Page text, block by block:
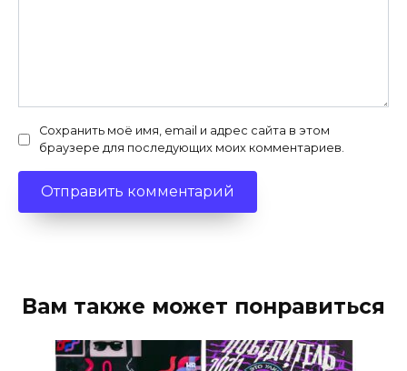
Сохранить моё имя, email и адрес сайта в этом
браузере для последующих моих комментариев.
Вам также может понравиться